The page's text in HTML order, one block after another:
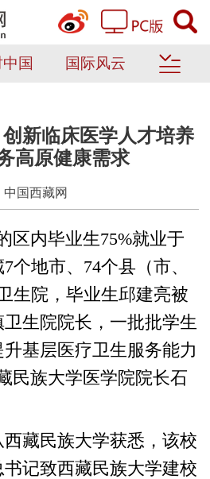
国 国际风云
新临床医学人才培养
高原健康需求
中国西藏网
内毕业生75%就业于
个地市、74个县（市、
生院，毕业生邱建亮被
生院院长，一批批学生
基层医疗卫生服务能力
民族大学医学院院长石
藏民族大学获悉，该校
记致西藏民族大学建校